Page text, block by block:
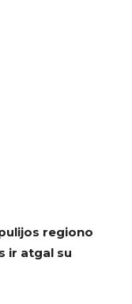
regiono
ir atgal su